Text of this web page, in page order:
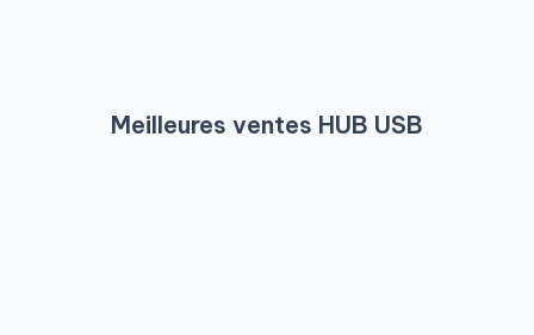
Meilleures ventes HUB USB